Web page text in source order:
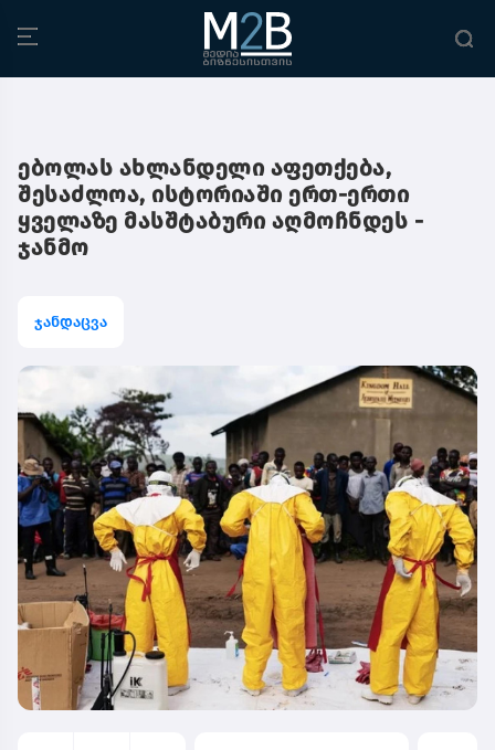
ებოლას ახლანდელი აფეთქება,
შესაძლოა, ისტორიაში ერთ-ერთი
ყველაზე მასშტაბური აღმოჩნდეს -
ჯანმო
ჯანდაცვა